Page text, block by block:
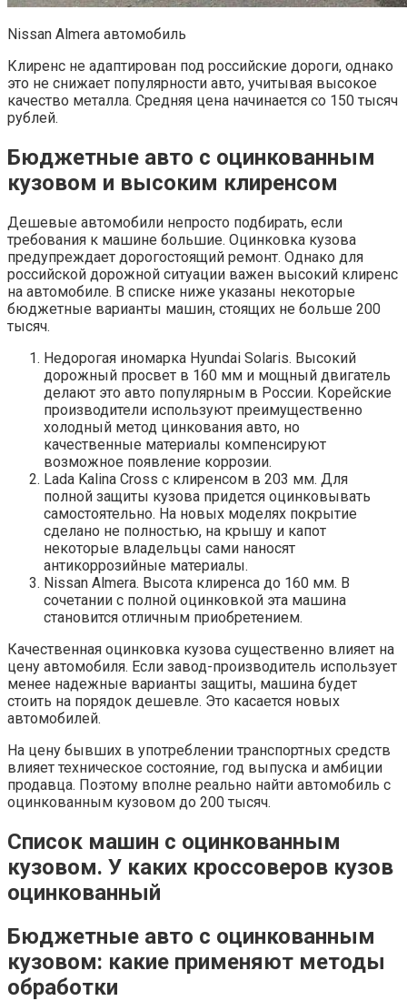
Nissan Almera автомобиль
Клиренс не адаптирован под российские дороги, однако
это не снижает популярности авто, учитывая высокое
качество металла. Средняя цена начинается со 150 тысяч
рублей.
Бюджетные авто с оцинкованным
кузовом и высоким клиренсом
Дешевые автомобили непросто подбирать, если
требования к машине большие. Оцинковка кузова
предупреждает дорогостоящий ремонт. Однако для
российской дорожной ситуации важен высокий клиренс
на автомобиле. В списке ниже указаны некоторые
бюджетные варианты машин, стоящих не больше 200
тысяч.
Недорогая иномарка Hyundai Solaris. Высокий
дорожный просвет в 160 мм и мощный двигатель
делают это авто популярным в России. Корейские
производители используют преимущественно
холодный метод цинкования авто, но
качественные материалы компенсируют
возможное появление коррозии.
Lada Kalina Cross с клиренсом в 203 мм. Для
полной защиты кузова придется оцинковывать
самостоятельно. На новых моделях покрытие
сделано не полностью, на крышу и капот
некоторые владельцы сами наносят
антикоррозийные материалы.
Nissan Almera. Высота клиренса до 160 мм. В
сочетании с полной оцинковкой эта машина
становится отличным приобретением.
Качественная оцинковка кузова существенно влияет на
цену автомобиля. Если завод-производитель использует
менее надежные варианты защиты, машина будет
стоить на порядок дешевле. Это касается новых
автомобилей.
На цену бывших в употреблении транспортных средств
влияет техническое состояние, год выпуска и амбиции
продавца. Поэтому вполне реально найти автомобиль с
оцинкованным кузовом до 200 тысяч.
Список машин с оцинкованным
кузовом. У каких кроссоверов кузов
оцинкованный
Бюджетные авто с оцинкованным
кузовом: какие применяют методы
обработки